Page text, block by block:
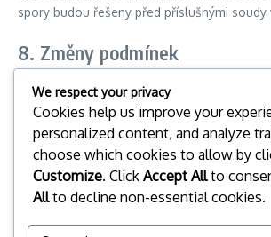
spory budou řešeny před příslušnými soudy
8. Změny podmínek
Vyhrazujeme si právo kdykoli změnit tyto
změnách vás budeme informovat
našich stránkách.
9. Kontaktní informace
We respect your privacy
Cookies help us improve your
personalized content, and analyze
choose which cookies to allow by
Customize. Click Accept Allto
Allto decline non-essential cookies.